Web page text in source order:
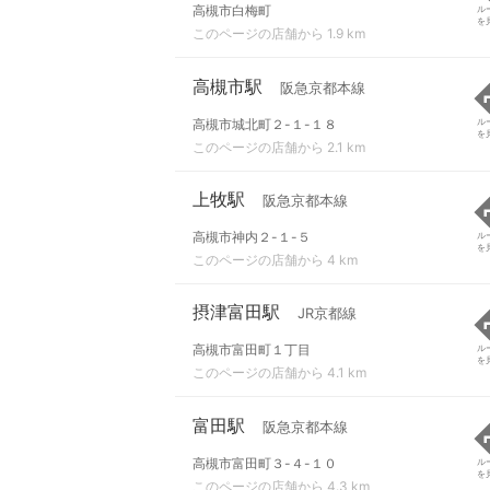
高槻市白梅町
このページの店舗から 1.9 km
ル
を
高槻市駅 阪急京都本線
高槻市城北町２-１-１８
このページの店舗から 2.1 km
ル
を
上牧駅 阪急京都本線
高槻市神内２-１-５
このページの店舗から 4 km
ル
を
摂津富田駅 JR京都線
高槻市富田町１丁目
このページの店舗から 4.1 km
ル
を
富田駅 阪急京都本線
高槻市富田町３-４-１０
このページの店舗から 4.3 km
ル
を